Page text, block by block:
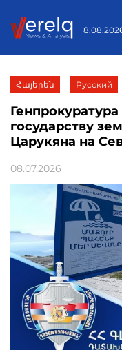
Հայերեն Русский
государству
Царукяна на
08.07.2026